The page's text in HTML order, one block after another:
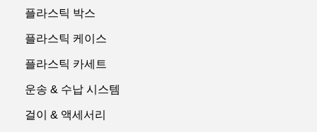
플라스틱 박스
플라스틱 케이스
플라스틱 카세트
운송 & 수납 시스템
걸이 & 액세서리